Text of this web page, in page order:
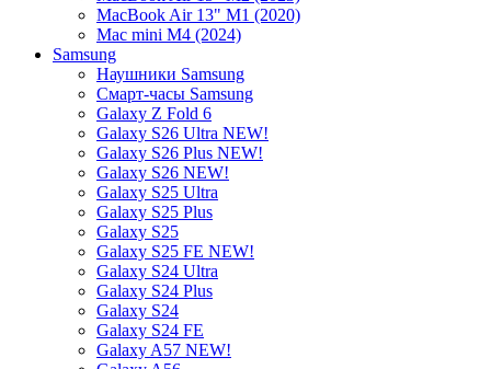
MacBook Air 13" M1 (2020)
Mac mini M4 (2024)
Samsung
Наушники Samsung
Смарт-часы Samsung
Galaxy Z Fold 6
Galaxy S26 Ultra NEW!
Galaxy S26 Plus NEW!
Galaxy S26 NEW!
Galaxy S25 Ultra
Galaxy S25 Plus
Galaxy S25
Galaxy S25 FE NEW!
Galaxy S24 Ultra
Galaxy S24 Plus
Galaxy S24
Galaxy S24 FE
Galaxy A57 NEW!